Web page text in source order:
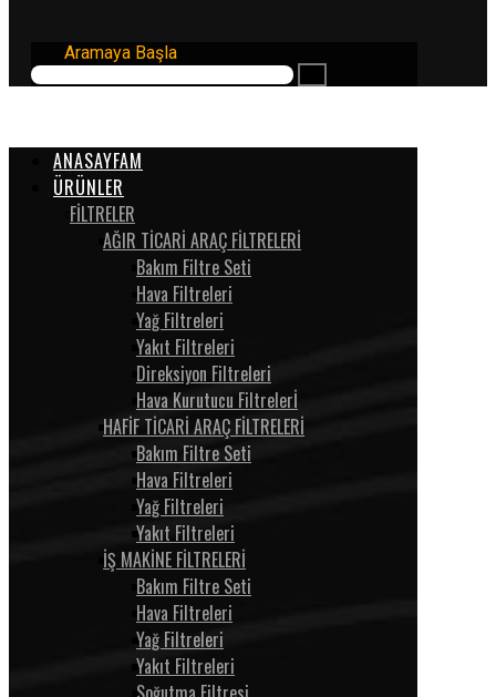
Aramaya Başla
ANASAYFAM
ÜRÜNLER
FİLTRELER
AĞIR TİCARİ ARAÇ FİLTRELERİ
Bakım Filtre Seti
Hava Filtreleri
Yağ Filtreleri
Yakıt Filtreleri
Direksiyon Filtreleri
Hava Kurutucu Filtrelerİ
HAFİF TİCARİ ARAÇ FİLTRELERİ
Bakım Filtre Seti
Hava Filtreleri
Yağ Filtreleri
Yakıt Filtreleri
İŞ MAKİNE FİLTRELERİ
Bakım Filtre Seti
Hava Filtreleri
Yağ Filtreleri
Yakıt Filtreleri